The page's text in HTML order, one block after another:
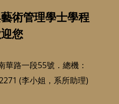
術管理學士學程
您
華路一段55號．總機：
(李小姐，系所助理)